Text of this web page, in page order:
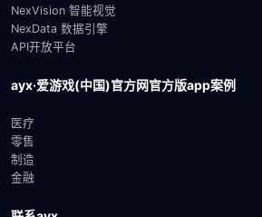
NexVision 智能视觉
NexData 数据引擎
API开放平台
ayx·爱游戏(中国)官方网官方版app案例
医疗
零售
制造
金融